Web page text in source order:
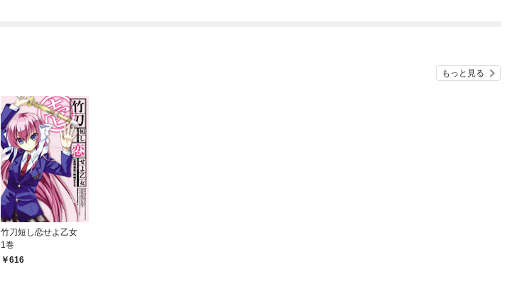
もっと見る
竹刀短し恋せよ乙女
1巻
616